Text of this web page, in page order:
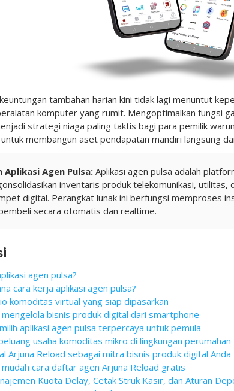
tambahan harian kini tidak lagi menuntut
komputer yang rumit. Mengoptimalkan fungsi
strategi niaga paling taktis bagi para pemilik
membangun aset pendapatan mandiri langsung
Aplikasi Agen Pulsa: Aplikasi agen pulsa adalah
inventaris produk telekomunikasi, utilitas,
digital. Perangkat lunak ini berfungsi memproses
secara otomatis dan realtime.
agen pulsa?
cara kerja aplikasi agen pulsa?
komoditas virtual yang siap dipasarkan
bisnis produk digital dari smartphone
aplikasi agen pulsa terpercaya untuk pemula
usaha komoditas mikro di lingkungan perumahan
Arjuna Reload sebagai mitra bisnis produk digital Anda
mudah cara daftar agen Arjuna Reload gratis
Kuota Delay, Cetak Struk Kasir, dan Aturan